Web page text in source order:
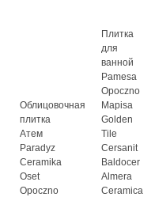
Облицовочная
плитка
Атем
Paradyz
Ceramika
Oset
Opoczno
Плитка
для
ванной
Pamesa
Opoczno
Mapisa
Golden
Tile
Cersanit
Baldocer
Almera
Ceramica